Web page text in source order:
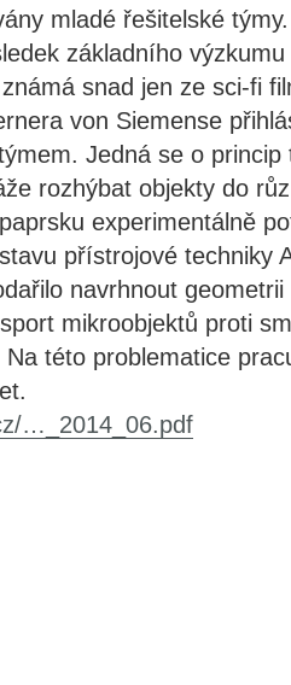
mladé řešitelské
základního
snad jen ze sci-fi
von Siemense
Jedná se o princip
rozhýbat objekty do
experimentálně
přístrojové techniky
navrhnout
mikroobjektů proti
Na této problematice
…_2014_06.pdf